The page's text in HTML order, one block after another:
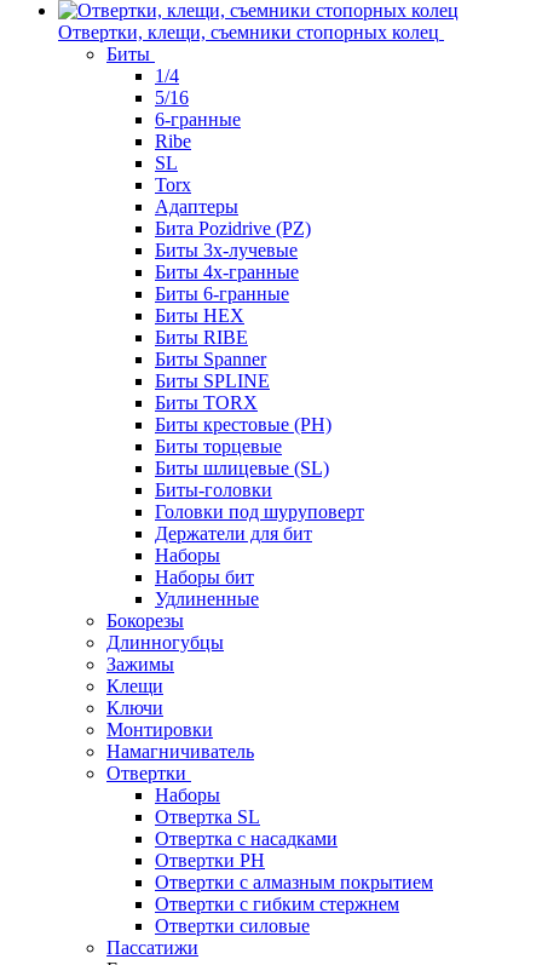
Отвертки, клещи, съемники стопорных колец
Биты
1/4
5/16
6-гранные
Ribe
SL
Torx
Адаптеры
Бита Pozidrive (PZ)
Биты 3х-лучевые
Биты 4х-гранные
Биты 6-гранные
Биты HEX
Биты RIBE
Биты Spanner
Биты SPLINE
Биты TORX
Биты крестовые (PH)
Биты торцевые
Биты шлицевые (SL)
Биты-головки
Головки под шуруповерт
Держатели для бит
Наборы
Наборы бит
Удлиненные
Бокорезы
Длинногубцы
Зажимы
Клещи
Ключи
Монтировки
Намагничиватель
Отвертки
Наборы
Отвертка SL
Отвертка с насадками
Отвертки PH
Отвертки с алмазным покрытием
Отвертки с гибким стержнем
Отвертки силовые
Пассатижи